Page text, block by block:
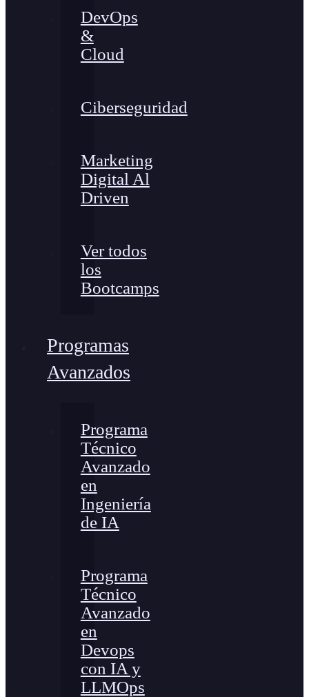
DevOps
&
Cloud
Ciberseguridad
Marketing
Digital Al
Driven
Ver todos
los
Bootcamps
Programas
Avanzados
Programa
Técnico
Avanzado
en
Ingeniería
de IA
Programa
Técnico
Avanzado
en
Devops
con IA y
LLMOps